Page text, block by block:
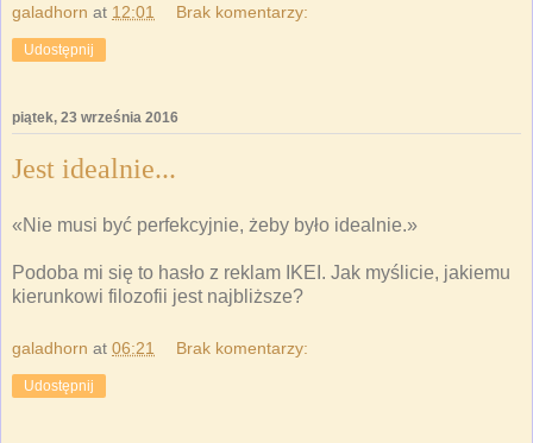
galadhorn at 12:01 Brak komentarzy:
Udostępnij
piątek, 23 września 2016
Jest idealnie...
«Nie musi być perfekcyjnie, żeby było idealnie.»
Podoba mi się to hasło z reklam IKEI. Jak myślicie, jakiemu
kierunkowi filozofii jest najbliższe?
galadhorn at 06:21 Brak komentarzy:
Udostępnij